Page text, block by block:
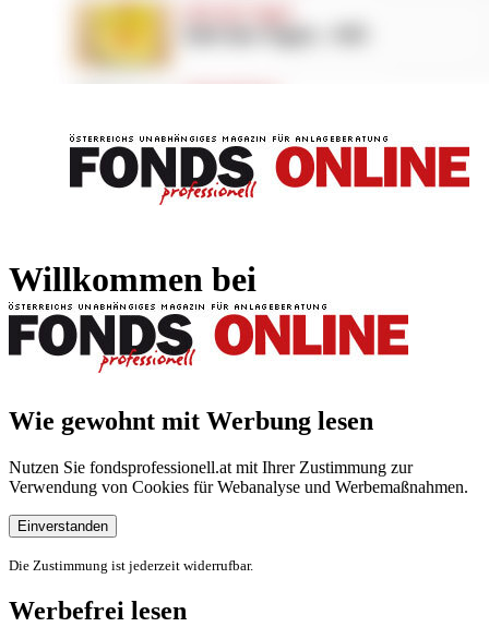
Willkommen bei
Wie gewohnt mit Werbung lesen
Nutzen Sie fondsprofessionell.at mit Ihrer Zustimmung zur
Verwendung von Cookies für Webanalyse und Werbemaßnahmen.
Einverstanden
Die Zustimmung ist jederzeit widerrufbar.
Werbefrei lesen